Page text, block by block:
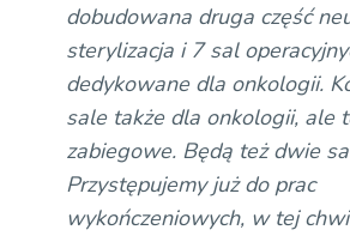
dobudowana druga część
sterylizacja i 7 sal
dedykowane dla onkologii.
sale także dla onkologii, ale
zabiegowe. Będą też dwie
Przystępujemy już do prac
wykończeniowych, w tej